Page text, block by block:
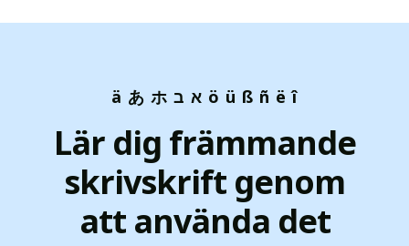
ä あ ホ א ב ö ü ß ñ ë î
Lär dig främmande
skrivskrift genom
att använda det